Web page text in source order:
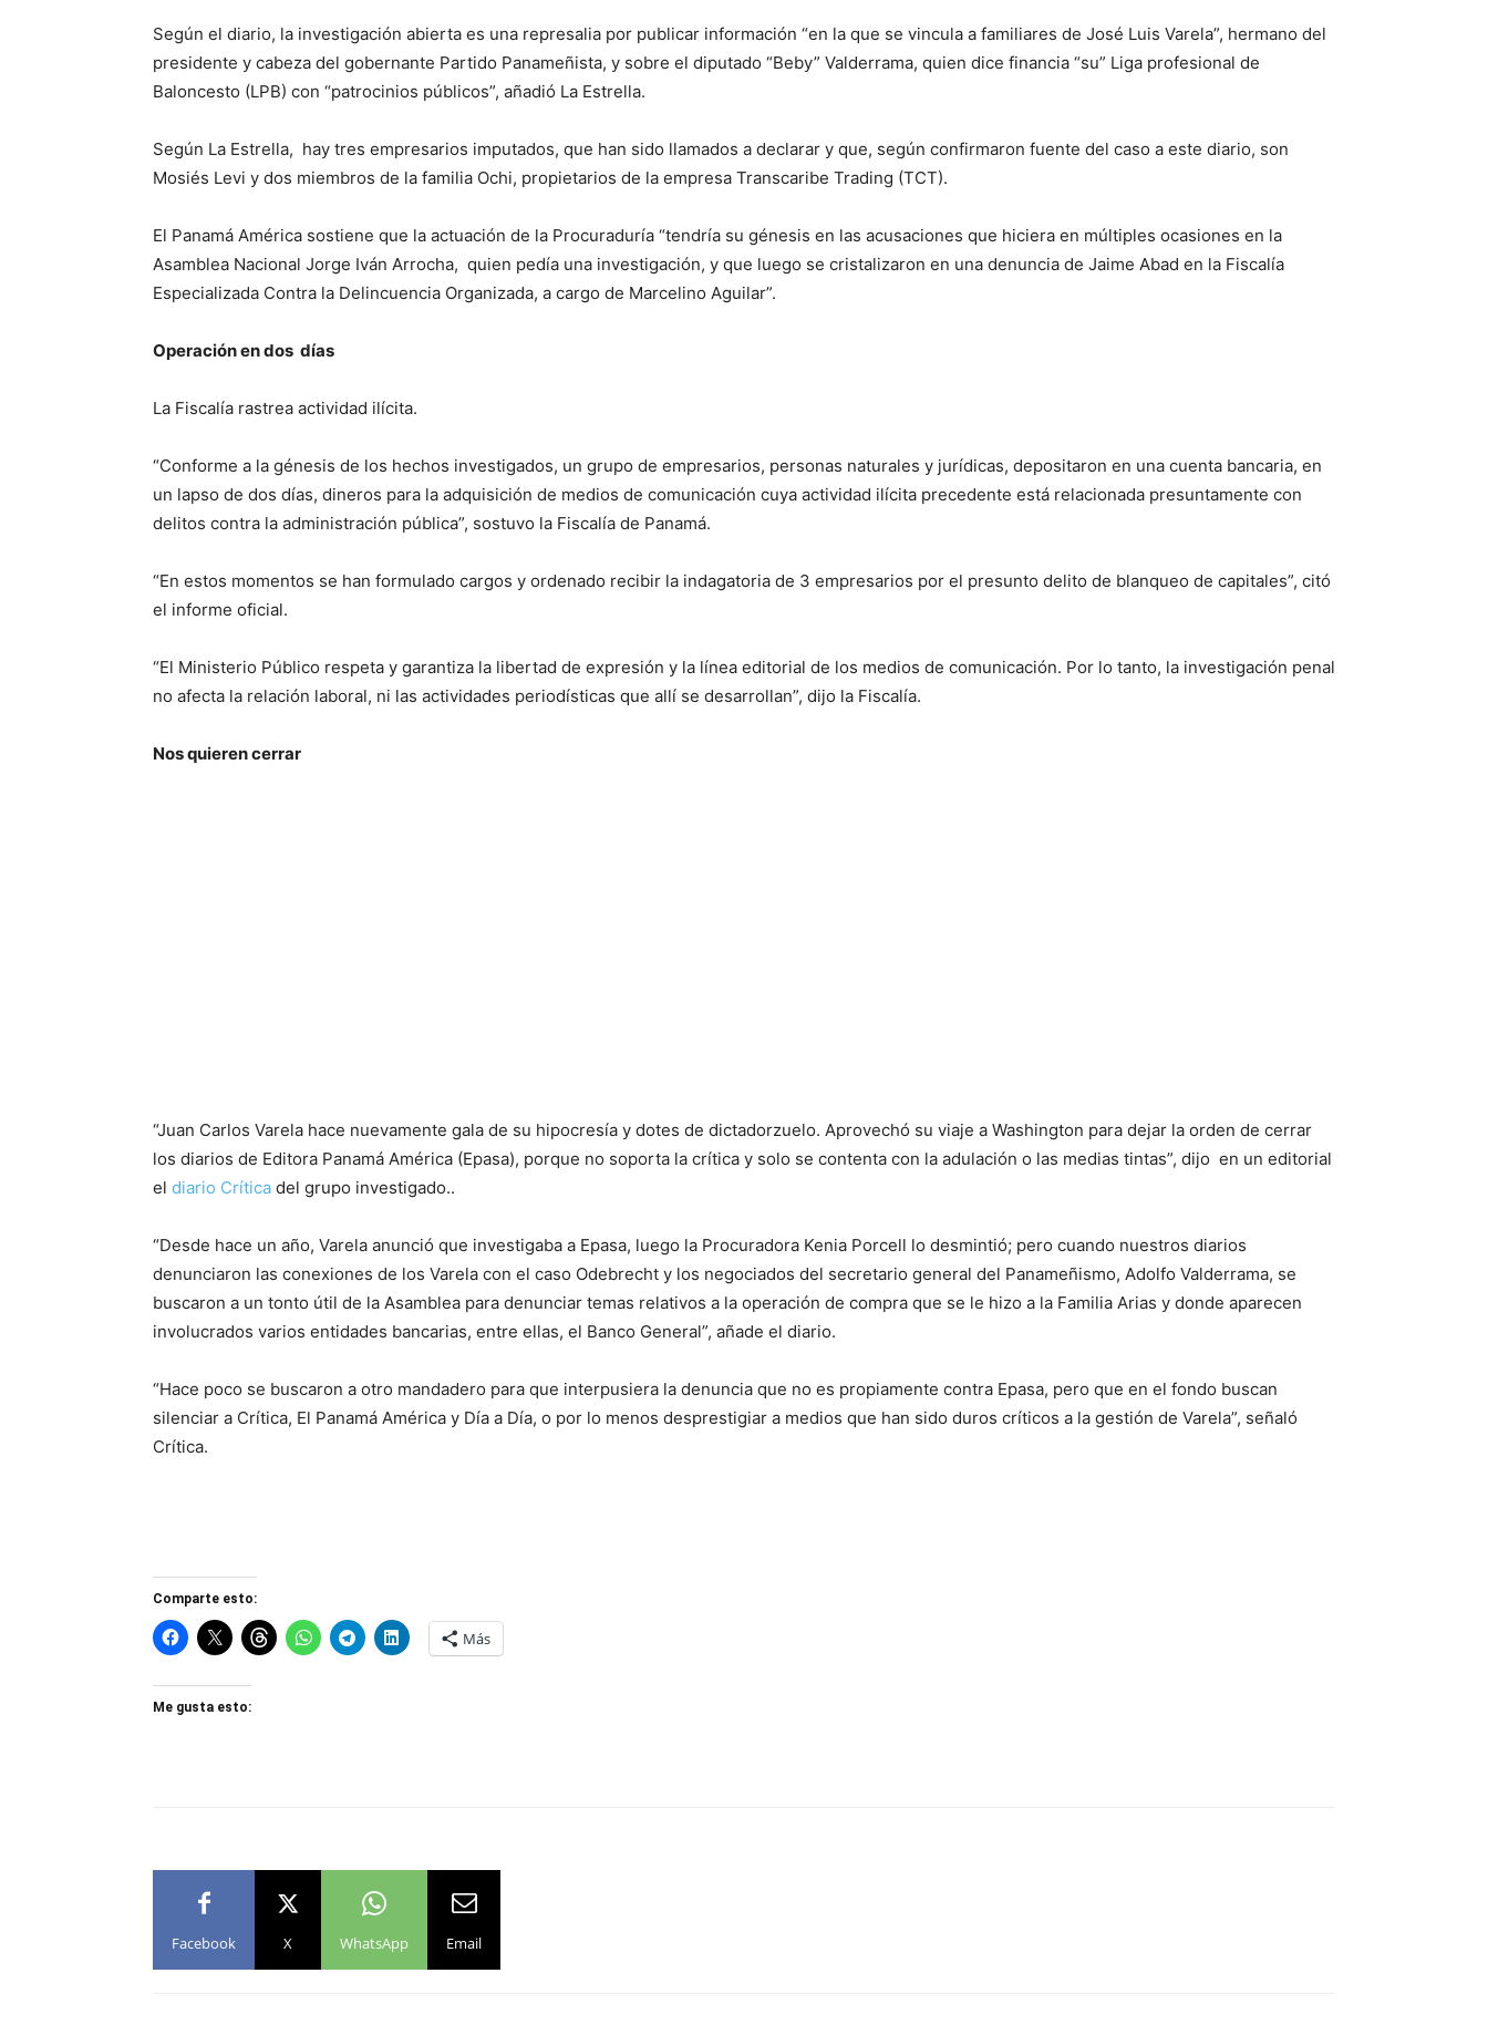
Según el diario, la investigación abierta es una represalia por publicar información “en la que se vincula a familiares de José Luis Varela”, hermano del
presidente y cabeza del gobernante Partido Panameñista, y sobre el diputado “Beby” Valderrama, quien dice financia “su” Liga profesional de
Baloncesto (LPB) con “patrocinios públicos”, añadió La Estrella.
Según La Estrella, hay tres empresarios imputados, que han sido llamados a declarar y que, según confirmaron fuente del caso a este diario, son
Mosiés Levi y dos miembros de la familia Ochi, propietarios de la empresa Transcaribe Trading (TCT).
El Panamá América sostiene que la actuación de la Procuraduría “tendría su génesis en las acusaciones que hiciera en múltiples ocasiones en la
Asamblea Nacional Jorge Iván Arrocha, quien pedía una investigación, y que luego se cristalizaron en una denuncia de Jaime Abad en la Fiscalía
Especializada Contra la Delincuencia Organizada, a cargo de Marcelino Aguilar”.
Operación en dos días
La Fiscalía rastrea actividad ilícita.
“Conforme a la génesis de los hechos investigados, un grupo de empresarios, personas naturales y jurídicas, depositaron en una cuenta bancaria, en
un lapso de dos días, dineros para la adquisición de medios de comunicación cuya actividad ilícita precedente está relacionada presuntamente con
delitos contra la administración pública”, sostuvo la Fiscalía de Panamá.
“En estos momentos se han formulado cargos y ordenado recibir la indagatoria de 3 empresarios por el presunto delito de blanqueo de capitales”, citó
el informe oficial.
“El Ministerio Público respeta y garantiza la libertad de expresión y la línea editorial de los medios de comunicación. Por lo tanto, la investigación penal
no afecta la relación laboral, ni las actividades periodísticas que allí se desarrollan”, dijo la Fiscalía.
Nos quieren cerrar
“Juan Carlos Varela hace nuevamente gala de su hipocresía y dotes de dictadorzuelo. Aprovechó su viaje a Washington para dejar la orden de cerrar
los diarios de Editora Panamá América (Epasa), porque no soporta la crítica y solo se contenta con la adulación o las medias tintas”, dijo en un editorial
el diario Crítica del grupo investigado..
“Desde hace un año, Varela anunció que investigaba a Epasa, luego la Procuradora Kenia Porcell lo desmintió; pero cuando nuestros diarios
denunciaron las conexiones de los Varela con el caso Odebrecht y los negociados del secretario general del Panameñismo, Adolfo Valderrama, se
buscaron a un tonto útil de la Asamblea para denunciar temas relativos a la operación de compra que se le hizo a la Familia Arias y donde aparecen
involucrados varios entidades bancarias, entre ellas, el Banco General”, añade el diario.
“Hace poco se buscaron a otro mandadero para que interpusiera la denuncia que no es propiamente contra Epasa, pero que en el fondo buscan
silenciar a Crítica, El Panamá América y Día a Día, o por lo menos desprestigiar a medios que han sido duros críticos a la gestión de Varela”, señaló
Crítica.
Comparte esto:
Más
Me gusta esto:
Facebook X WhatsApp Email